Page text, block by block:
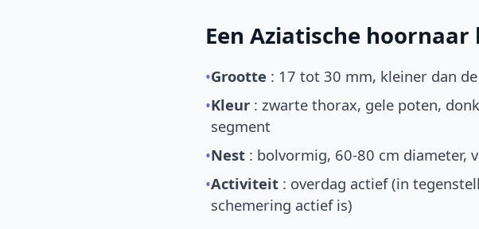
Een Aziatische
•Grootte : 17 tot 30 mm, kleiner dan
•Kleur : zwarte thorax, gele poten,
segment
•Nest : bolvormig, 60-80 cm diameter,
•Activiteit : overdag actief (in
schemering actief is)